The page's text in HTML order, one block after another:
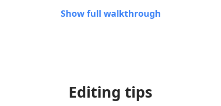
Show full walkthrough
Editing tips